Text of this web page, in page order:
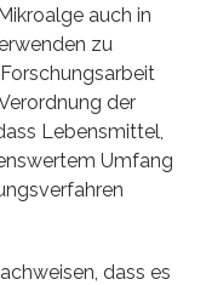
auch in
zu
der
Lebensmittel,
Umfang
dass es